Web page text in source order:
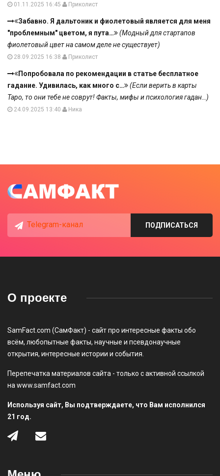
01.11.2025 16:45 Приколист
Забавно. Я дальтоник и фиолетовый является для меня
"проблемным" цветом, я пута…
(Модный для стартапов
фиолетовый цвет на самом деле не существует)
28.09.2025 16:38 Приколист
Попробовала по рекомендации в статье бесплатное
гадание. Удивилась, как много с…
(Если верить в карты
Таро, то они тебе не соврут! Факты, мифы и психология гадан…)
24.09.2025 13:40 Ника
Telegram-канал ПОДПИСАТЬСЯ
О проекте
SamFact.com (СамФакт) - сайт про интересные факты обо
всём, любопытные факты, научные и псевдонаучные
открытия, интересные истории и события.
Перепечатка материалов сайта - только с активной ссылкой
на www.samfact.com
Используя сайт, Вы подтверждаете, что Вам исполнился
21 год.